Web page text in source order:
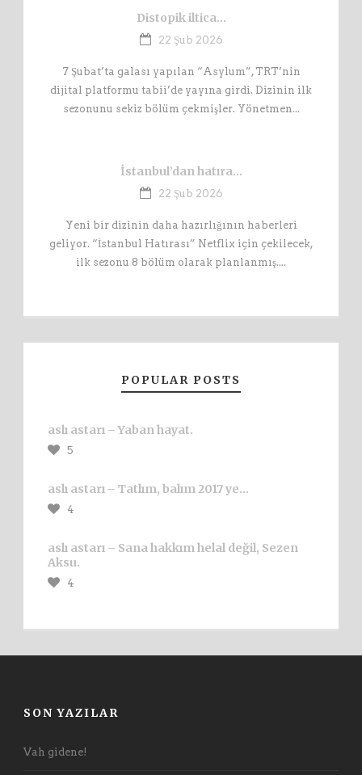
Distopik iltica…
22 Şub 2026
7 Şubat’ta galası yapılan “Asylum”, TRT’nin
dijital platformu tabii’de yayına girdi. Dizinin ilk
sezonunu sekiz bölüm çekmişler. Yönetmen...
İstanbul’dan hatıra…
22 Şub 2026
Yeni bir dizinin daha hazırlığının haberleri
geliyor. “İstanbul Hatırası” Netflix için çekilecek,
ilk sezonu 8 bölüm olarak planlanmış....
POPULAR POSTS
aslı astarı – Yaban hayat.
5
aslı astarı – Tatlım, balım 2017 ye…
4
aslı astarı – Sana hakkım helal değil, Sezen
Aksu.
4
SON YAZILAR
Vah gidene!